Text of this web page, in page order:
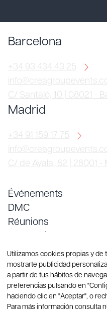
Barcelona
+34 93 434 43 25
C/ Santaló, 10 | 08021 -
Madrid
+34 91 159 17 75
C/ de Ayala, 82 | 28001 -
Événements
DMC
Réunions
Services
Utilizamos cookies propias y de
mostrarte publicidad
a partir de tus hábitos de
preferencias pulsando en
haciendo clic en "Aceptar", o
Para más información consulta